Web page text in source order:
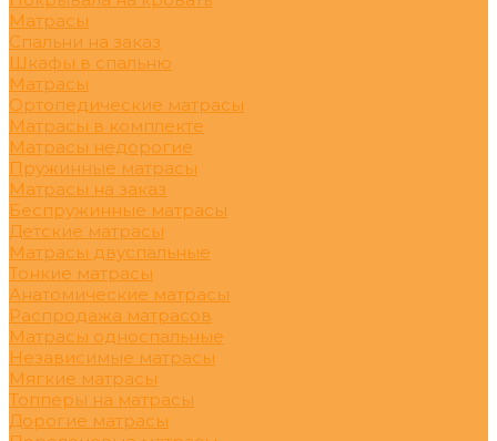
Матрасы
Спальни на заказ
Шкафы в спальню
Матрасы
Ортопедические матрасы
Матрасы в комплекте
Матрасы недорогие
Пружинные матрасы
Матрасы на заказ
Беспружинные матрасы
Детские матрасы
Матрасы двуспальные
Тонкие матрасы
Анатомические матрасы
Распродажа матрасов
Матрасы односпальные
Независимые матрасы
Мягкие матрасы
Топперы на матрасы
Дорогие матрасы